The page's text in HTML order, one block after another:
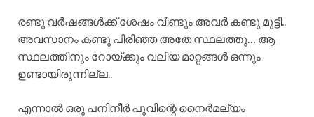
രണ്ടു വർഷങ്ങൾക്ക് ശേഷം വീണ്ടും അവർ കണ്ടു മുട്ടി..
അവസാനം കണ്ടു പിരിഞ്ഞ അതേ സ്ഥലത്തു… ആ
സ്ഥലത്തിനും റോയ്ക്കും വലിയ മാറ്റങ്ങൾ ഒന്നും
ഉണ്ടായിരുന്നില്ല..
എന്നാൽ ഒരു പനിനീർ പൂവിന്റെ നൈർമല്യം